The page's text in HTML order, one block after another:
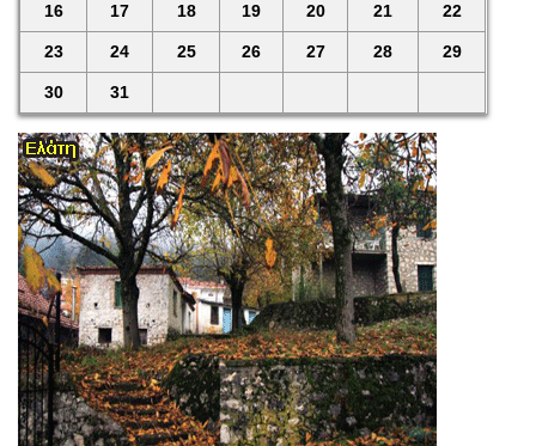
16 17 18 19 20 21 22
23 24 25 26 27 28 29
30 31